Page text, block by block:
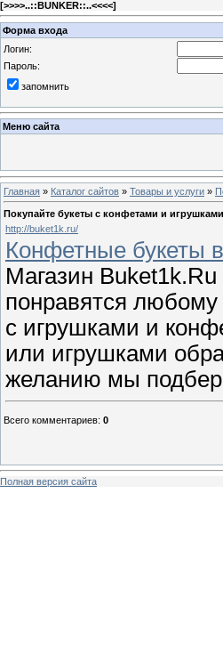
[>>>>..::BUNKER::..<<<<]
Форма входа
Логин:
Пароль:
запомнить
Меню сайта
Главная » Каталог сайтов » Товары и услуги »
Покупайте букеты с конфетами и
http://buket1k.ru/
Конфетные букеты
Магазин
понравятся любому
с игрушками и
или игрушками
желанию мы
Всего комментариев: 0
Полная версия сайта